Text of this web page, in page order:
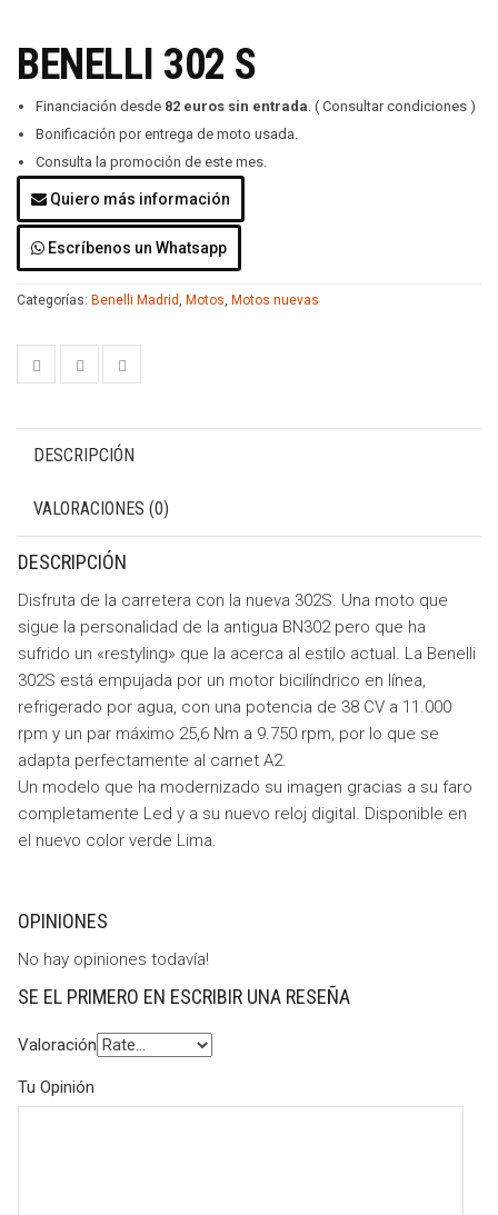
BENELLI 302 S
Financiación desde 82 euros sin entrada. ( Consultar condiciones )
Bonificación por entrega de moto usada.
Consulta la promoción de este mes.
Quiero más información
Escríbenos un Whatsapp
Categorías: Benelli Madrid, Motos, Motos nuevas
DESCRIPCIÓN
VALORACIONES (0)
DESCRIPCIÓN
Disfruta de la carretera con la nueva 302S. Una moto que
sigue la personalidad de la antigua BN302 pero que ha
sufrido un «restyling» que la acerca al estilo actual. La Benelli
302S está empujada por un motor bicilíndrico en línea,
refrigerado por agua, con una potencia de 38 CV a 11.000
rpm y un par máximo 25,6 Nm a 9.750 rpm, por lo que se
adapta perfectamente al carnet A2.
Un modelo que ha modernizado su imagen gracias a su faro
completamente Led y a su nuevo reloj digital. Disponible en
el nuevo color verde Lima.
OPINIONES
No hay opiniones todavía!
SE EL PRIMERO EN ESCRIBIR UNA RESEÑA
Valoración
Tu Opinión